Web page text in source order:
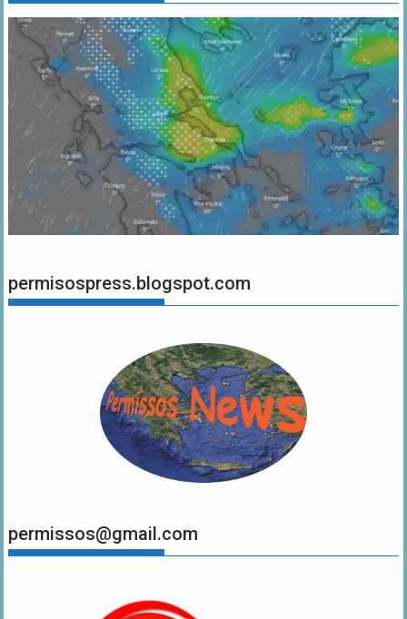
permisospress.blogspot.com
permissos@gmail.com